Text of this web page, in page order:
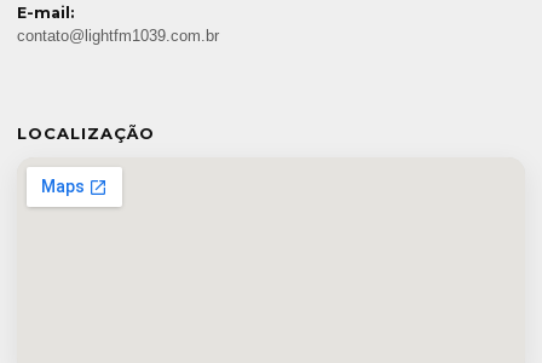
E-mail:
contato@lightfm1039.com.br
LOCALIZAÇÃO